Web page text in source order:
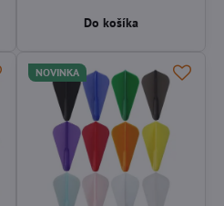
Do košíka
NOVINKA